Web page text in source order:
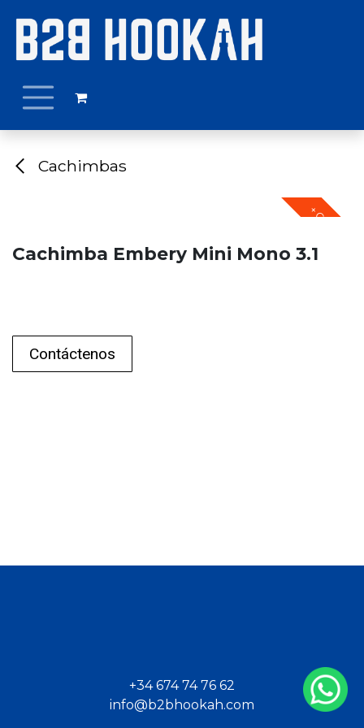
Cachimbas
+ COLORES
Cachimba Embery Mini Mono 3.1
Contáctenos
+34 674 74 76 62
info@b2bhookah.com